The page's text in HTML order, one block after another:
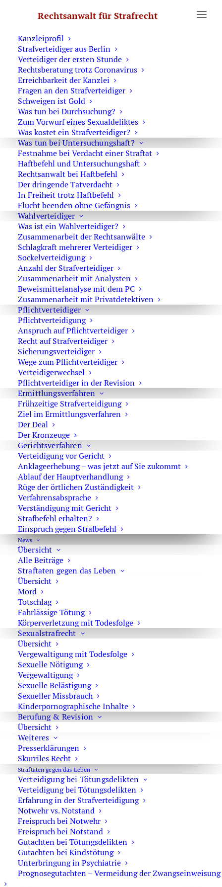
Rechtsanwalt für Strafrecht
Was Sie wissen sollten
Kanzleiprofil
Strafverteidiger aus Berlin
Verteidiger der ersten Stunde
Rechtsberatung trotz Coronavirus
Erreichbarkeit der Kanzlei
Fragen an den Strafverteidiger
Schweigen ist Gold
Was tun bei Durchsuchung?
Zum Vorwurf eines Sexualdeliktes
Was kostet ein Strafverteidiger?
Was tun bei Untersuchungshaft?
Festnahme bei Verdacht einer Straftat
Haftbefehl und Untersuchungshaft
Rechtsanwalt bei Haftbefehl
Der dringende Tatverdacht
In Freiheit trotz Haftbefehl
Flucht beenden ohne Gefängnis
Wahlverteidiger
Was ist ein Wahlverteidiger?
Zusammenarbeit der Rechtsanwälte
Schlagkraft mehrerer Verteidiger
Sockelverteidigung
Anzahl der Strafverteidiger
Zusammenarbeit mit Analysten
Beweismittelanalyse mit dem PC
Zusammenarbeit mit Privatdetektiven
Pflichtverteidiger
Pflichtverteidigung
Anspruch auf Pflichtverteidiger
Recht auf Strafverteidiger
Sicherungsverteidiger
Wege zum Pflichtverteidiger
Verteidigerwechsel
Pflichtverteidiger in der Revision
Ermittlungsverfahren
Frühzeitige Strafverteidigung
Ziel im Ermittlungsverfahren
Der Deal
Der Kronzeuge
Gerichtsverfahren
Verteidigung vor Gericht
Anklageerhebung – was jetzt auf Sie zukommt
Ablauf der Hauptverhandlung
Rüge der örtlichen Zuständigkeit
Verfahrensabsprache
Verständigung mit Gericht
Strafbefehl erhalten?
Einspruch gegen Strafbefehl
News
Übersicht
Alle Beiträge
Straftaten gegen das Leben
Übersicht
Mord
Totschlag
Fahrlässige Tötung
Körperverletzung mit Todesfolge
Sexualstrafrecht
Übersicht
Vergewaltigung mit Todesfolge
Sexuelle Nötigung
Vergewaltigung
Sexuelle Belästigung
Sexueller Missbrauch
Kinderpornographische Inhalte
Berufung & Revision
Übersicht
Weiteres
Presserklärungen
Skurriles Recht
Straftaten gegen das Leben
Verteidigung bei Tötungsdelikten
Verteidigung bei Tötungsdelikten
Erfahrung in der Strafverteidigung
Notwehr vs. Notstand
Freispruch bei Notwehr
Freispruch bei Notstand
Gutachten bei Tötungsdelikten
Gutachten bei Kindstötung
Unterbringung in Psychiatrie
Prognosegutachten – Vermeidung der Zwangseinweisung
Beschleunigungsgebot in
Haftsachen
OLG Düsseldorf stärkt das Beschleunigungsgebot in
Haftsachen – Beschluss vom 03.07.2025 (III-2 Ws
306/25)
DasOLG Düsseldorfhat mit Beschluss vom03. Juli 2025
(III-2 Ws 306/25) eine bedeutsame Entscheidung zur
Beschleunigungspflicht inHaftsachen
Gericht stellte klar, dass dasBeschleunigungsgebot in
Haftsachenauch nach einem erstinstanzlichen Urteil
uneingeschränkt gilt und eine erhebliche
Verfahrensverzögerung zur Aufhebung der
Untersuchungshaft führen kann.
Hintergrund des Falls
Der Angeklagte befand sich seit längerer Zeit in
Untersuchungshaft und war bereits im August 2024 vom
Landgericht Wuppertal zu einer Gesamtfreiheitsstrafe
von 13 Jahren verurteilt worden. Das Urteil war jedoch
nicht rechtskräftig, da die schriftlichen Urteilsgründe und
das umfangreiche Hauptverhandlungsprotokoll erst
Monate später fertiggestellt wurden. Das Protokoll
umfasste 113 Seiten sowie 164 Seiten Anlagen und lag
erst am 4. Juni 2025 vor – mehr als sechs Monate nach der
Urteilsabsetzung.
DasOLG Düsseldorfsah hierin eine gravierende
Verletzung des
Eine solch lange Bearbeitungsdauer sei durch nichts
gerechtfertigt, zumal keine außergewöhnlichen
Umstände oder nachvollziehbaren sachlichen Gründe für
die Verzögerung vorgelegen hätten. Auch eine hohe
Arbeitsbelastung des Gerichts könne den Eingriff in das
Freiheitsgrundrecht nicht rechtfertigen.
Rechtliche Würdigung
Das Gericht betonte, dass dasBeschleunigungsgebot in
Haftsachenaus Art. 2 Abs. 2 Satz 2 GG in Verbindung
mit dem Rechtsstaatsprinzip folgt. Es verpflichtet alle
Verfahrensbeteiligten, insbesondere die Justiz, Verfahren
gegen inhaftierte Beschuldigte mit besonderer Eile zu
führen. Dieses Gebot besteht auch nach einem
erstinstanzlichen Urteil fort, solange die Entscheidung
nicht rechtskräftig ist.
Nach Auffassung des Senats war die
Untersuchungshaftnicht mehr verhältnismäßig. Die
Verzögerung von über sechs Monaten bei der
Protokollfertigstellung verletzte das Freiheitsgrundrecht
des Angeklagten in unzumutbarer Weise. Der
Haftfortdauerbeschluss wurde daher aufgehoben und der
Angeklagte unverzüglich entlassen.
Bedeutung für die Praxis
Der Beschluss desOLG Düsseldorf
eindrucksvoll, dass dasBeschleunigungsgebot in
Haftsachenin allen Phasen des Strafverfahrens beachtet
werden muss – auch nach der erstinstanzlichen
Verurteilung. Gerichte sind verpflichtet,
Verfahrensverzögerungen aktiv zu vermeiden. Eine
übermäßige Belastung der Justiz kann keine
Entschuldigung für eine Verletzung des
Beschleunigungsgebots sein. Damit stärkt die
Entscheidung den Freiheitsanspruch von